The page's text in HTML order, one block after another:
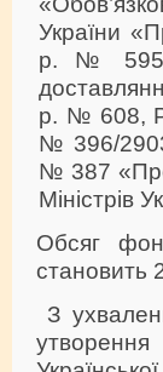
України
р. № 595-
р. № 608,
№ 396/
№ 387 «Про
Міністрів
Обсяг
становить
З